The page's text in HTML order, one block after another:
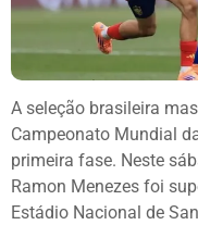
A seleção brasileira
Campeonato Mundial
primeira fase. Neste
Ramon Menezes foi
Estádio Nacional de